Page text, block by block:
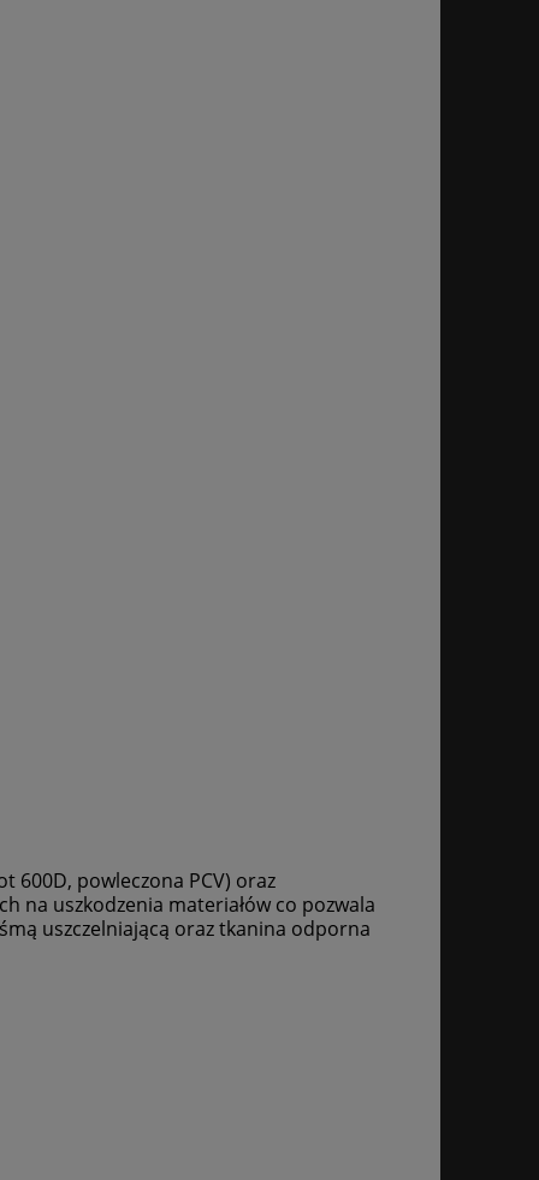
600D, powleczona PCV) oraz
na uszkodzenia materiałów co pozwala
uszczelniającą oraz tkanina odporna